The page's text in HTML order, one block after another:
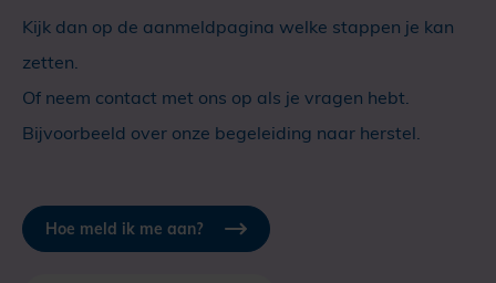
Kijk dan op de aanmeldpagina welke stappen je kan
zetten.
Of neem contact met ons op als je vragen hebt.
Bijvoorbeeld over onze begeleiding naar herstel.
Hoe meld ik me aan?